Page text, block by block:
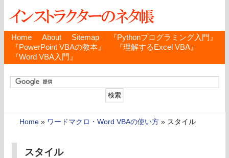
Home About Sitemap
『Pythonプログラミング入門』
『PowerPoint VBAの教本』
『理解するExcel VBA』
『Word VBA入門』
Home » ワードマクロ・Word VBAの使い方 » スタイル
スタイル